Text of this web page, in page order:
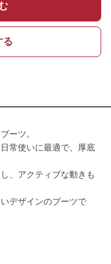
る
ーツ。
常使いに最適で、厚底
、アクティブな動きも
デザインのブーツで